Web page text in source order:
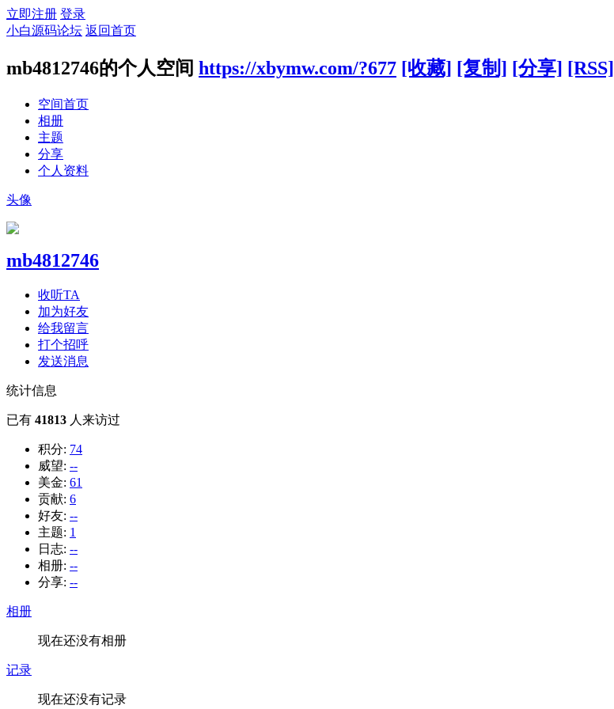
立即注册 登录
小白源码论坛 返回首页
mb4812746的个人空间 https://xbymw.com/?677 [收藏] [复制] [分享] [RSS]
空间首页
相册
主题
分享
个人资料
头像
mb4812746
收听TA
加为好友
给我留言
打个招呼
发送消息
统计信息
已有 41813 人来访过
积分: 74
威望: --
美金: 61
贡献: 6
好友: --
主题: 1
日志: --
相册: --
分享: --
相册
现在还没有相册
记录
现在还没有记录